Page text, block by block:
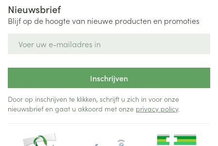
Nieuwsbrief
Blijf op de hoogte van nieuwe producten en promoties
Inschrijven
Door op inschrijven te klikken, schrijft u zich in voor onze
nieuwsbrief en gaat u akkoord met onze privacy policy.